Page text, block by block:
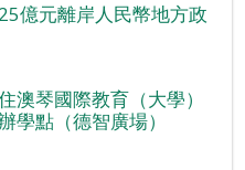
億元離岸人民幣地方政
澳琴國際教育（大學）
點（德智廣場）